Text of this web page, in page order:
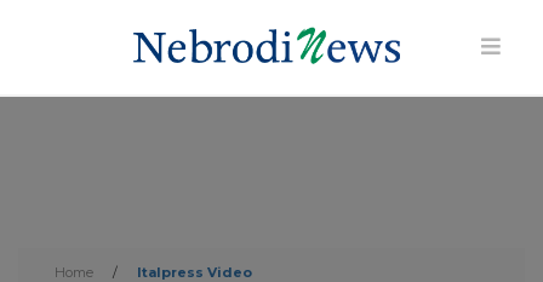
Home / Italpress Video